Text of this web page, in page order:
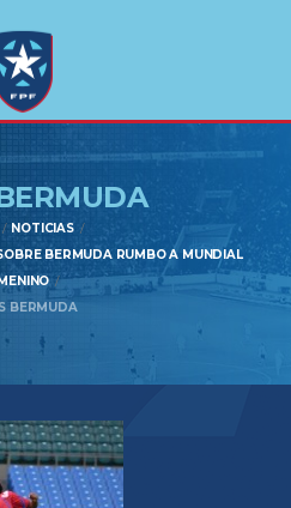
NOTICIAS
BERMUDA RUMBO A MUNDIAL
BERMUDA